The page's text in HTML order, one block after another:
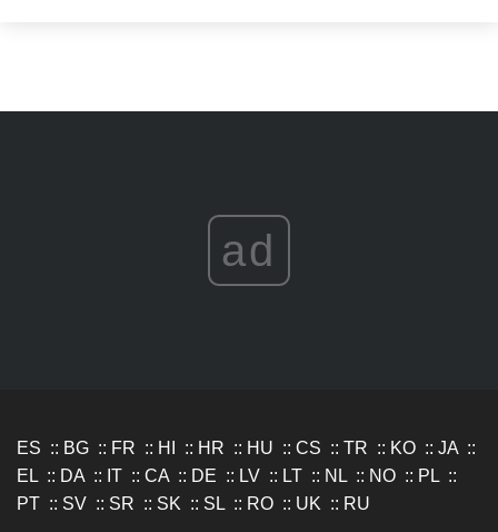
ad
ES :: BG :: FR :: HI :: HR :: HU :: CS :: TR :: KO :: JA ::
EL :: DA :: IT :: CA :: DE :: LV :: LT :: NL :: NO :: PL ::
PT :: SV :: SR :: SK :: SL :: RO :: UK :: RU